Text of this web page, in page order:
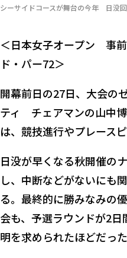
シーサイドコースが舞台の今年 日没回
＜日本女子オープン 事
ド・パー72＞
開幕前日の27日、大会の
ティ チェアマンの山中博
は、競技進行やプレース
日没が早くなる秋開催の
し、中断などがないにも
る。最終的に勝みなみの
会も、予選ラウンドが2
明を求められたほどだった